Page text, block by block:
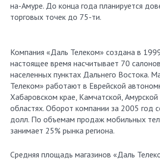
на-Амуре. До конца года планируется
торговых точек до 75-ти.
Компания «Даль Телеком» создана в
настоящее время насчитывает 70
населенных пунктах Дальнего Востока.
Телеком» работают в Еврейской
Хабаровском крае, Камчатской,
областях. Оборот компании за 2005 год
долл. По объемам продаж мобильных
занимает 25% рынка региона.
Средняя площадь магазинов «Даль